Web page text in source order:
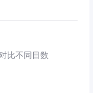
比不同目数